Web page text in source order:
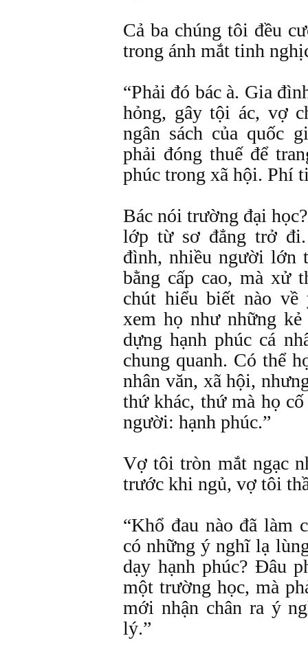
Cả ba chúng tôi đều
trong ánh mắt tinh
“Phải đó bác à. Gia
hỏng, gây tội ác, vợ
ngân sách của quốc
phải đóng thuế để
phúc trong xã hội. Phí
Bác nói trường đại
lớp từ sơ đẳng trở
đình, nhiều người lớn
bằng cấp cao, mà xử
chút hiểu biết nào về
xem họ như những
dựng hạnh phúc cá
chung quanh. Có thể
nhân văn, xã hội,
thứ khác, thứ mà họ
người: hạnh phúc.”
Vợ tôi tròn mắt ngạc
trước khi ngủ, vợ tôi
“Khổ đau nào đã làm
có những ý nghĩ lạ
dạy hạnh phúc? Ðâu
một trường học, mà
mới nhận chân ra ý
lý.”